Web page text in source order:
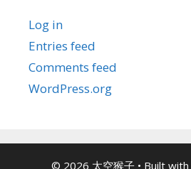
Log in
Entries feed
Comments feed
WordPress.org
© 2026 太空猴子 • Built with